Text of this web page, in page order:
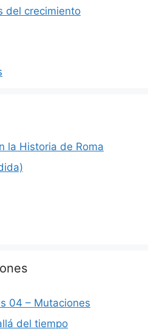
del crecimiento
la Historia de Roma
04 – Mutaciones
del tiempo